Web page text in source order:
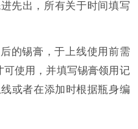
先出，所有关于时间填写
的锡膏，于上线使用前需
使用，并填写锡膏领用记
或者在添加时根据瓶身编